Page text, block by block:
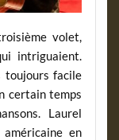
volet,
intriguaient.
toujours facile
certain temps
Laurel
en